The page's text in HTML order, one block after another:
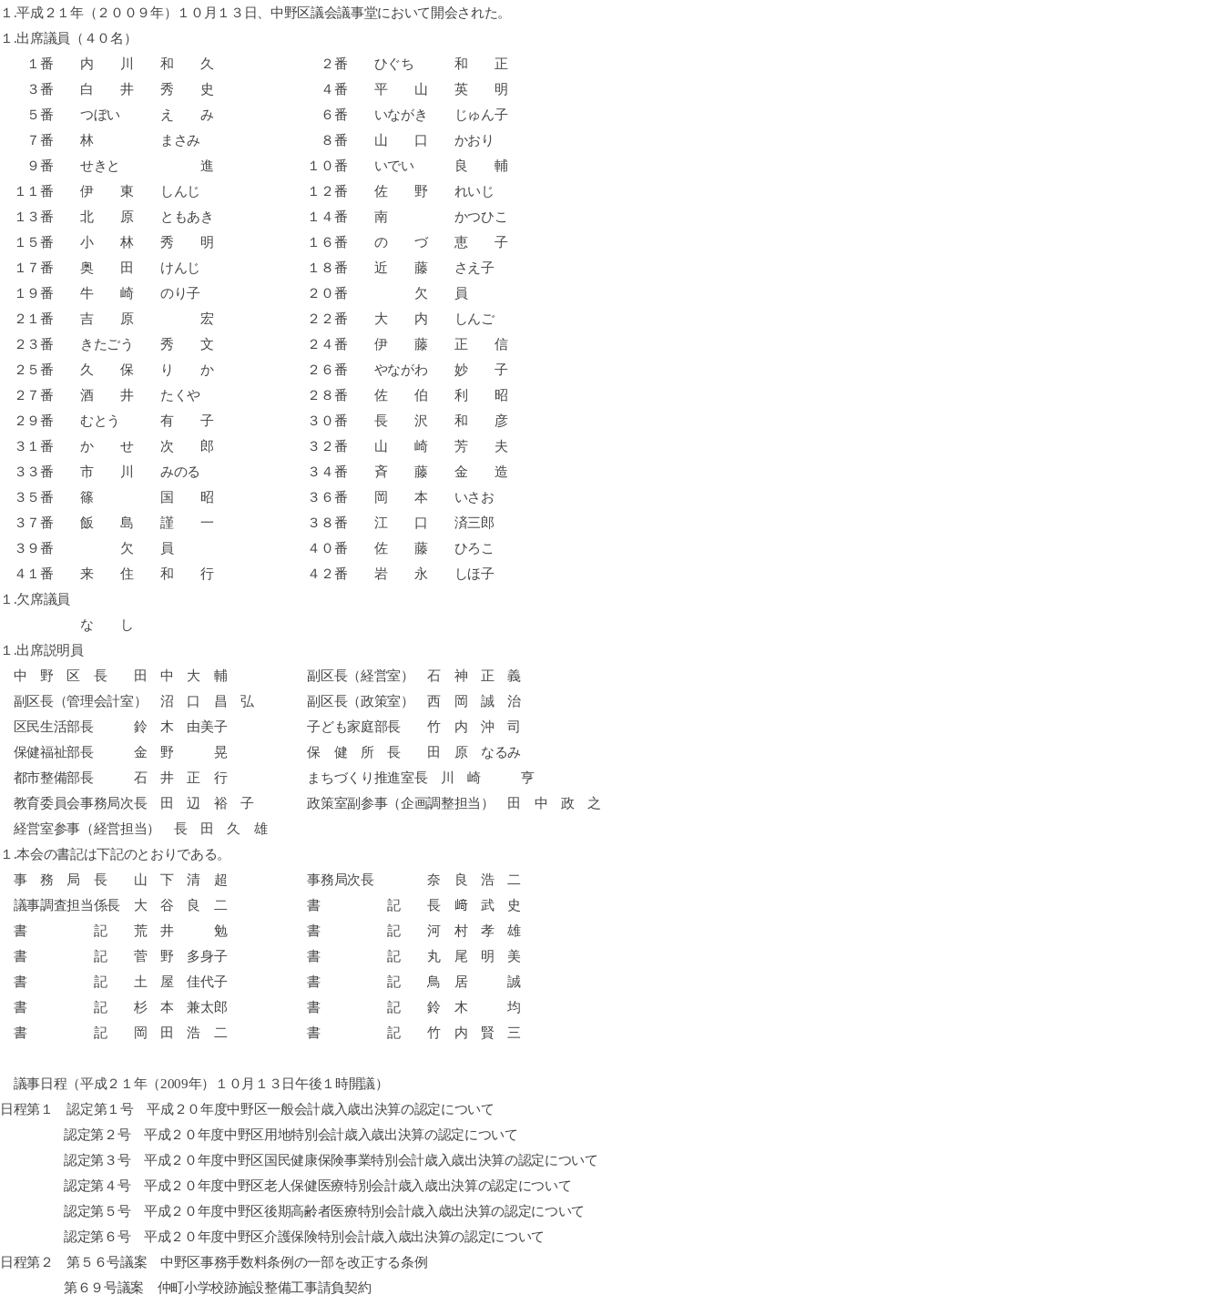
１ .平成２１年（２００９年）１０月１３日、中野区議会議事堂において開会された。
１ .出席議員（４０名）
１番 内 川 和 久 ２番 ひぐち 和 正
３番 白 井 秀 史 ４番 平 山 英 明
５番 つぼい え み ６番 いながき じゅん子
７番 林 まさみ ８番 山 口 かおり
９番 せきと 進 １０番 いでい 良 輔
１１番 伊 東 しんじ １２番 佐 野 れいじ
１３番 北 原 ともあき １４番 南 かつひこ
１５番 小 林 秀 明 １６番 の づ 恵 子
１７番 奥 田 けんじ １８番 近 藤 さえ子
１９番 牛 崎 のり子 ２０番 欠 員
２１番 吉 原 宏 ２２番 大 内 しんご
２３番 きたごう 秀 文 ２４番 伊 藤 正 信
２５番 久 保 り か ２６番 やながわ 妙 子
２７番 酒 井 たくや ２８番 佐 伯 利 昭
２９番 むとう 有 子 ３０番 長 沢 和 彦
３１番 か せ 次 郎 ３２番 山 崎 芳 夫
３３番 市 川 みのる ３４番 斉 藤 金 造
３５番 篠 国 昭 ３６番 岡 本 いさお
３７番 飯 島 謹 一 ３８番 江 口 済三郎
３９番 欠 員 ４０番 佐 藤 ひろこ
４１番 来 住 和 行 ４２番 岩 永 しほ子
１ .欠席議員
な し
１ .出席説明員
中 野 区 長 田 中 大 輔 副区長（経営室） 石 神 正 義
副区長（管理会計室） 沼 口 昌 弘 副区長（政策室） 西 岡 誠 治
区民生活部長 鈴 木 由美子 子ども家庭部長 竹 内 沖 司
保健福祉部長 金 野 晃 保 健 所 長 田 原 なるみ
都市整備部長 石 井 正 行 まちづくり推進室長 川 崎 亨
教育委員会事務局次長 田 辺 裕 子 政策室副参事（企画調整担当） 田 中 政 之
経営室参事（経営担当） 長 田 久 雄
１ .本会の書記は下記のとおりである。
事 務 局 長 山 下 清 超 事務局次長 奈 良 浩 二
議事調査担当係長 大 谷 良 二 書 記 長 﨑 武 史
書 記 荒 井 勉 書 記 河 村 孝 雄
書 記 菅 野 多身子 書 記 丸 尾 明 美
書 記 土 屋 佳代子 書 記 鳥 居 誠
書 記 杉 本 兼太郎 書 記 鈴 木 均
書 記 岡 田 浩 二 書 記 竹 内 賢 三
議事日程（平成２１年（2009年）１０月１３日午後１時開議）
日程第１ 認定第１号 平成２０年度中野区一般会計歳入歳出決算の認定について
認定第２号 平成２０年度中野区用地特別会計歳入歳出決算の認定について
認定第３号 平成２０年度中野区国民健康保険事業特別会計歳入歳出決算の認定について
認定第４号 平成２０年度中野区老人保健医療特別会計歳入歳出決算の認定について
認定第５号 平成２０年度中野区後期高齢者医療特別会計歳入歳出決算の認定について
認定第６号 平成２０年度中野区介護保険特別会計歳入歳出決算の認定について
日程第２ 第５６号議案 中野区事務手数料条例の一部を改正する条例
第６９号議案 仲町小学校跡施設整備工事請負契約